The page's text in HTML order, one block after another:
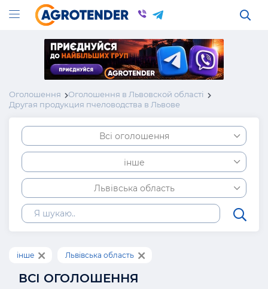
Оголошення
Оголошення в Львовской області
Другая продукция пчеловодства в Львове
Всі оголошення
інше
Львівська область
інше Львівська область
ВСІ ОГОЛОШЕННЯ